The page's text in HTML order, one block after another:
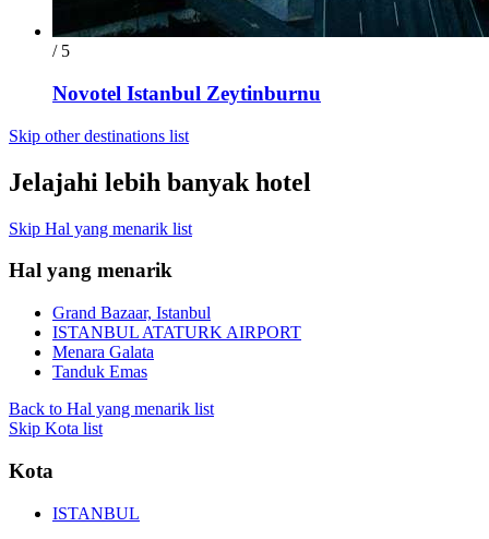
/ 5
Novotel Istanbul Zeytinburnu
Skip other destinations list
Jelajahi lebih banyak hotel
Skip Hal yang menarik list
Hal yang menarik
Grand Bazaar, Istanbul
ISTANBUL ATATURK AIRPORT
Menara Galata
Tanduk Emas
Back to Hal yang menarik list
Skip Kota list
Kota
ISTANBUL